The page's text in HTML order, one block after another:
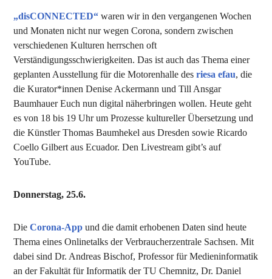
„disCONNECTED“ waren wir in den vergangenen Wochen
und Monaten nicht nur wegen Corona, sondern zwischen
verschiedenen Kulturen herrschen oft
Verständigungsschwierigkeiten. Das ist auch das Thema einer
geplanten Ausstellung für die Motorenhalle desriesa efau, die
die Kurator*innen Denise Ackermann und Till Ansgar
Baumhauer Euch nun digital näherbringen wollen. Heute geht
es von 18 bis 19 Uhr um Prozesse kultureller Übersetzung und
die Künstler Thomas Baumhekel aus Dresden sowie Ricardo
Coello Gilbert aus Ecuador. Den Livestream gibt’s auf
YouTube.
Donnerstag, 25.6.
DieCorona-App und die damit erhobenen Daten sind heute
Thema eines Onlinetalks der Verbraucherzentrale Sachsen. Mit
dabei sind Dr. Andreas Bischof, Professor für Medieninformatik
an der Fakultät für Informatik der TU Chemnitz, Dr. Daniel